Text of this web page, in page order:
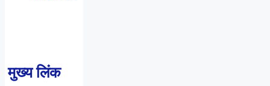
मुख्य लिंक